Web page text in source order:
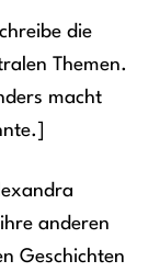
die
Themen.
macht
anderen
Geschichten